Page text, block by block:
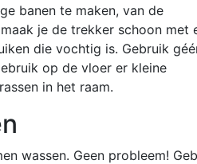
banen te maken, van de
je de trekker schoon met
die vochtig is. Gebruik
op de vloer er kleine
in het raam.
wassen. Geen probleem!